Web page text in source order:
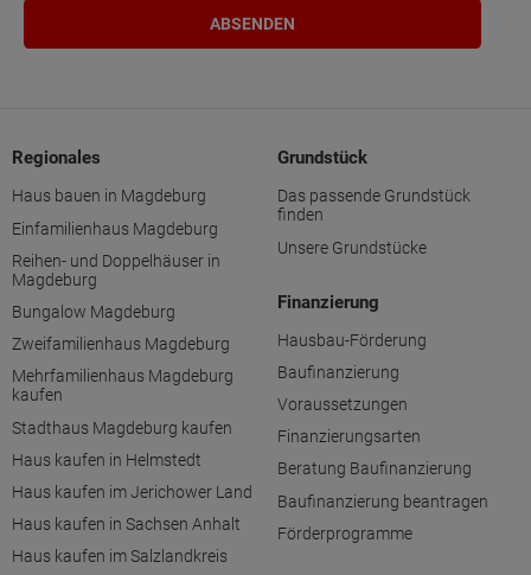
Regionales
Haus bauen in Magdeburg
Einfamilienhaus Magdeburg
Reihen- und Doppelhäuser in
Magdeburg
Bungalow Magdeburg
Zweifamilienhaus Magdeburg
Mehrfamilienhaus Magdeburg
kaufen
Stadthaus Magdeburg kaufen
Haus kaufen in Helmstedt
Haus kaufen im Jerichower Land
Haus kaufen in Sachsen Anhalt
Haus kaufen im Salzlandkreis
Grundstück
Das passende Grundstück
finden
Unsere Grundstücke
Finanzierung
Hausbau-Förderung
Baufinanzierung
Voraussetzungen
Finanzierungsarten
Beratung Baufinanzierung
Baufinanzierung beantragen
Förderprogramme